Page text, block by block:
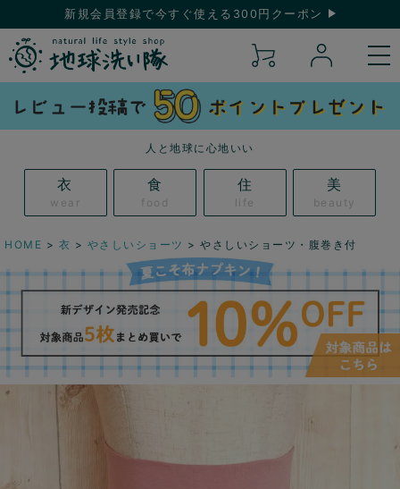
新規会員登録で今すぐ使える300円クーポン
人と地球に心地いい
衣
wear
食
food
住
life
美
beauty
HOME 衣 やさしいショーツ やさしいショーツ・腹巻き付